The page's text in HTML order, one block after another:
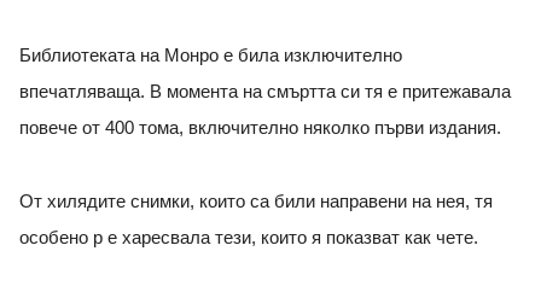
Библиотеката на Монро е била изключително
впечатляваща. В момента на смъртта си тя е притежавала
повече от 400 тома, включително няколко първи издания.
От хилядите снимки, които са били направени на нея, тя
особено р е харесвала тези, които я показват как чете.